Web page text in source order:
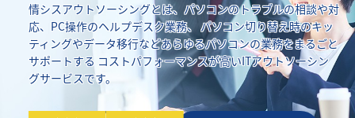
情シスアウトソーシングとは、パソコンのトラブルの相談や対
応、PC操作のヘルプデスク業務、 パソコン切り替え時のキッ
ティングやデータ移行などあらゆるパソコンの業務をまるごと
サポートする コストパフォーマンスが高いITアウトソーシン
グサービスです。